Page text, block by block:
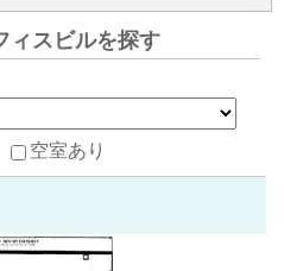
ィスビルを探す
空室あり